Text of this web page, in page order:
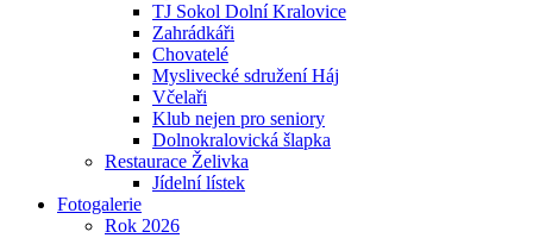
TJ Sokol Dolní Kralovice
Zahrádkáři
Chovatelé
Myslivecké sdružení Háj
Včelaři
Klub nejen pro seniory
Dolnokralovická šlapka
Restaurace Želivka
Jídelní lístek
Fotogalerie
Rok 2026